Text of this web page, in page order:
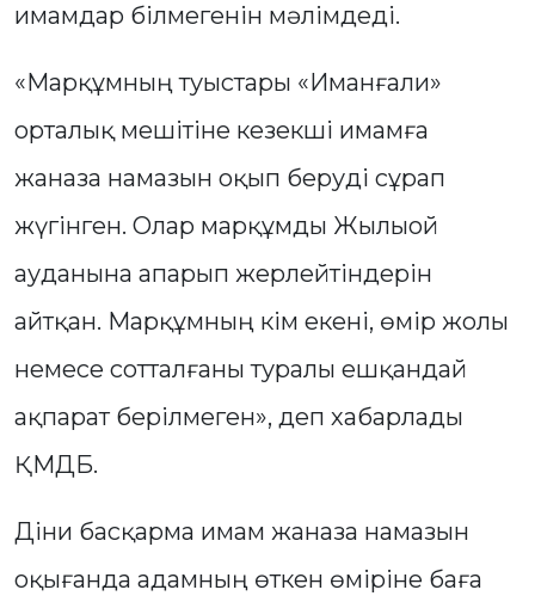
имамдар білмегенін мәлімдеді.
«Марқұмның туыстары «Иманғали»
орталық мешітіне кезекші имамға
жаназа намазын оқып беруді сұрап
жүгінген. Олар марқұмды Жылыой
ауданына апарып жерлейтіндерін
айтқан. Марқұмның кім екені, өмір жолы
немесе сотталғаны туралы ешқандай
ақпарат берілмеген», деп хабарлады
ҚМДБ.
Діни басқарма имам жаназа намазын
оқығанда адамның өткен өміріне баға